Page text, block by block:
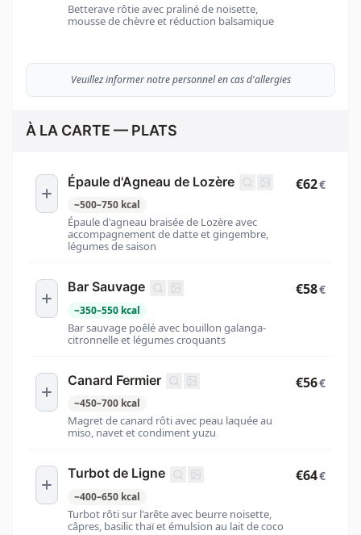
Betterave rôtie avec praliné de noisette,
mousse de chèvre et réduction balsamique
Veuillez informer notre personnel en cas d'allergies
À LA CARTE — PLATS
Épaule d'Agneau de Lozère
~500–750 kcal
Épaule d'agneau braisée de Lozère avec
accompagnement de datte et gingembre,
légumes de saison
€62€
Bar Sauvage
~350–550 kcal
Bar sauvage poêlé avec bouillon galanga-
citronnelle et légumes croquants
€58€
Canard Fermier
~450–700 kcal
Magret de canard rôti avec peau laquée au
miso, navet et condiment yuzu
€56€
Turbot de Ligne
~400–650 kcal
Turbot rôti sur l'arête avec beurre noisette,
câpres, basilic thaï et émulsion au lait de coco
€64€